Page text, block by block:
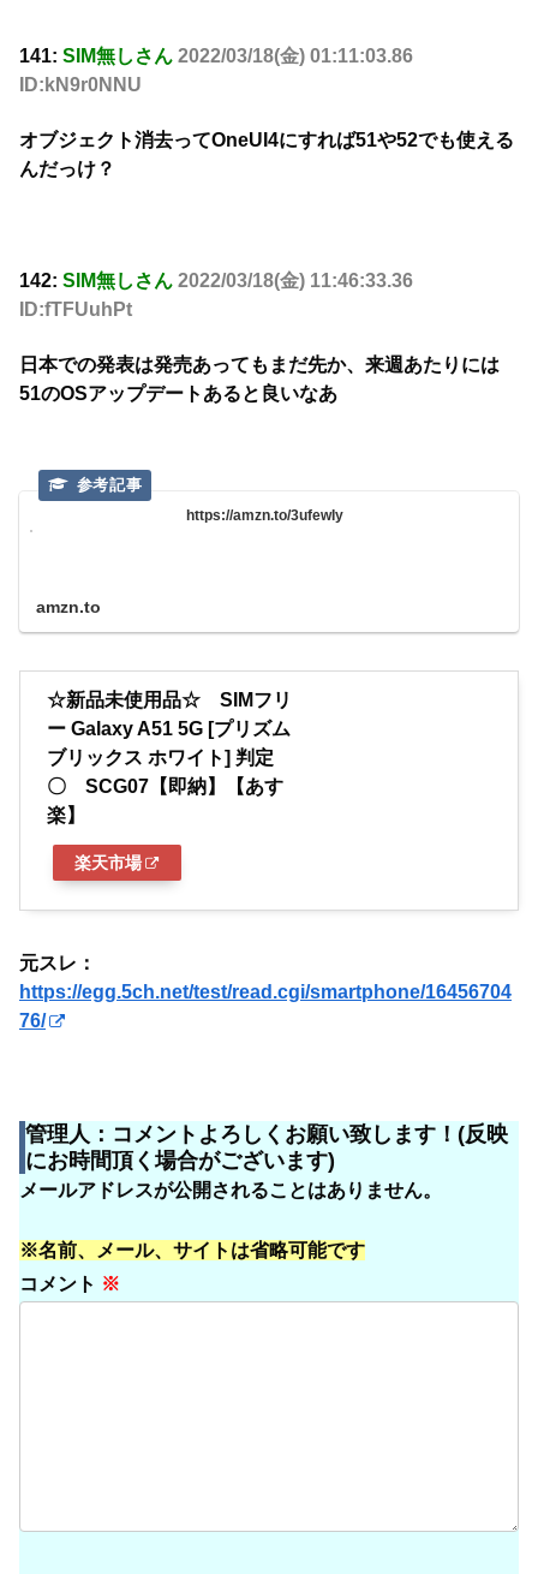
141: SIM無しさん 2022/03/18(金) 01:11:03.86
ID:kN9r0NNU
オブジェクト消去ってOneUI4にすれば51や52でも使える
んだっけ？
142: SIM無しさん 2022/03/18(金) 11:46:33.36
ID:fTFUuhPt
日本での発表は発売あってもまだ先か、来週あたりには
51のOSアップデートあると良いなあ
https://amzn.to/3ufewIy
amzn.to
☆新品未使用品☆ SIMフリ
ー Galaxy A51 5G [プリズム
ブリックス ホワイト] 判定
〇 SCG07【即納】【あす
楽】
楽天市場
元スレ：
https://egg.5ch.net/test/read.cgi/smartphone/16456704
76/
管理人：コメントよろしくお願い致します！(反映
にお時間頂く場合がございます)
メールアドレスが公開されることはありません。
※名前、メール、サイトは省略可能です
コメント ※